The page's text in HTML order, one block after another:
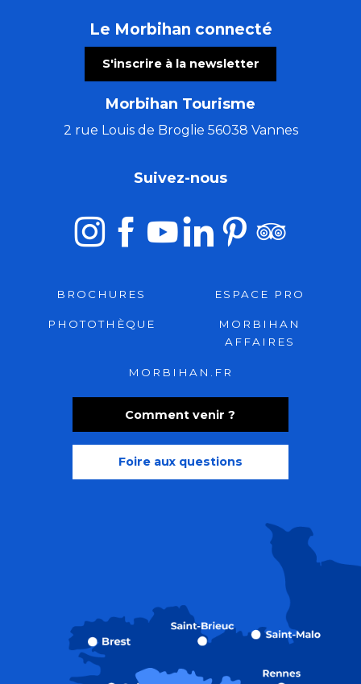
Le Morbihan connecté
S'inscrire à la newsletter
Morbihan Tourisme
2 rue Louis de Broglie 56038 Vannes
Comment venir ?
Foire aux questions
Suivez-nous
BROCHURES ESPACE PRO
PHOTOTHÈQUE
MORBIHAN
AFFAIRES
MORBIHAN.FR